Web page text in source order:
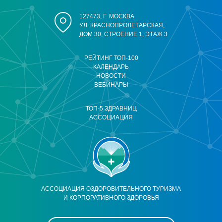
АССОЦИАЦИЯ ОЗДОРОВИТЕЛЬНОГО ТУРИЗМА
И КОРПОРАТИВНОГО ЗДОРОВЬЯ
РЕЙТИНГ ТОП-100
КАЛЕНДАРЬ
НОВОСТИ
ВЕБИНАРЫ
ТОП-5 ЗДРАВНИЦ
АССОЦИАЦИЯ
127473, Г. МОСКВА
УЛ. КРАСНОПРОЛЕТАРСКАЯ,
ДОМ 30, СТРОЕНИЕ 1, ЭТАЖ 3